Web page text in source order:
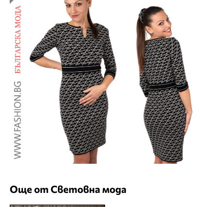
Още от Световна мода